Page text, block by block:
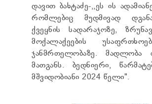
დავით ბახტაძე-,,ეს ის
რომლებიც მუდმივად
ქვეყნის სადარაჯოზე,
მოქალაქეების
ჯანმრთელობაზე. მადლობა
მათგანს. ბედნიერი,
მშვიდობიანი 2024 წელი".